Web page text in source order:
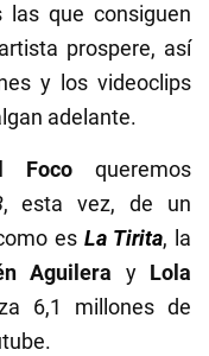
las que consiguen
prospere, así
y los videoclips
adelante.
Foco queremos
, esta vez, de un
es La Tirita, la
Aguilera y Lola
6,1 millones de